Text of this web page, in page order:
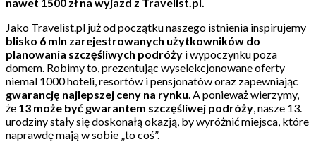
Jako Travelist.pl już od początku naszego istnienia inspirujemy
blisko 6 mln zarejestrowanych użytkowników do
planowania szczęśliwych podróży i wypoczynku poza
domem. Robimy to, prezentując wyselekcjonowane oferty
niemal 1000 hoteli, resortów i pensjonatów oraz zapewniając
gwarancję najlepszej ceny na rynku. A ponieważ wierzymy,
że 13 może być gwarantem szczęśliwej podróży, nasze 13.
urodziny stały się doskonałą okazją, by wyróżnić miejsca, które
naprawdę mają w sobie „to coś”.